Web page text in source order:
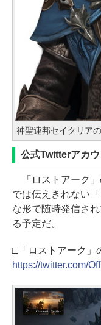
神聖連邦セイクリア
公式Twitterアカ
「ロストアーク」
では伝えきれない
な形で随時発信さ
る予定だ。
□「ロストアーク」
https://twitter.com/